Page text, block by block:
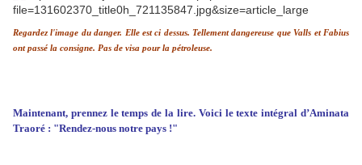
Regardez l'image du danger. Elle est ci dessus. Tellement dangereuse que Valls et Fabius
ont passé la consigne. Pas de visa pour la pétroleuse.
Maintenant, prennez le temps de la lire. Voici le texte intégral d’Aminata
Traoré : "Rendez-nous notre pays !"